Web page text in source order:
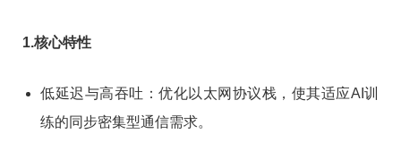
1.核心特性
低延迟与高吞吐：优化以太网协议栈，使其适应AI训
练的同步密集型通信需求。